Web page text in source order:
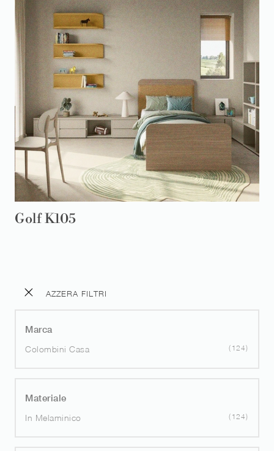
AZZERA FILTRI
Marca
Colombini Casa
124
Materiale
In Melaminico
124
Golf K105